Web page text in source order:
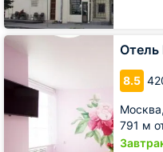
Отель
8.5
Москва,
791 м
Отель